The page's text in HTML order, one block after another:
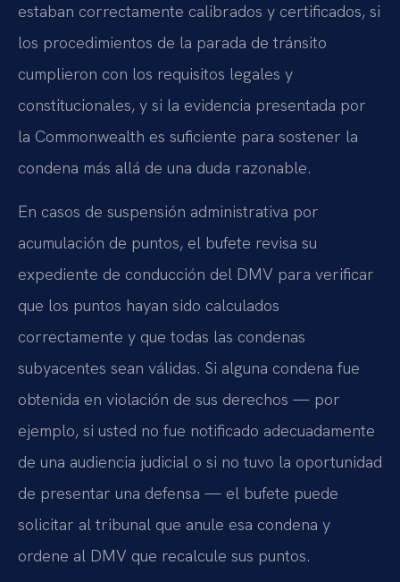
estaban correctamente calibrados y certificados, si
los procedimientos de la parada de tránsito
cumplieron con los requisitos legales y
constitucionales, y si la evidencia presentada por
la Commonwealth es suficiente para sostener la
condena más allá de una duda razonable.
En casos de suspensión administrativa por
acumulación de puntos, el bufete revisa su
expediente de conducción del DMV para verificar
que los puntos hayan sido calculados
correctamente y que todas las condenas
subyacentes sean válidas. Si alguna condena fue
obtenida en violación de sus derechos — por
ejemplo, si usted no fue notificado adecuadamente
de una audiencia judicial o si no tuvo la oportunidad
de presentar una defensa — el bufete puede
solicitar al tribunal que anule esa condena y
ordene al DMV que recalcule sus puntos.